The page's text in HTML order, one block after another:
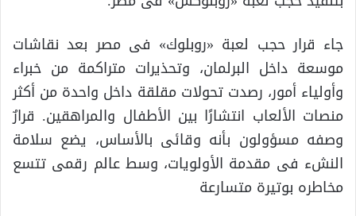
جاء قرار حجب لعبة «روبلوك» فى مصر بعد نقاشات
موسعة داخل البرلمان، وتحذيرات متراكمة من خبراء
وأولياء أمور، رصدت تحولات مقلقة داخل واحدة من أكثر
منصات الألعاب انتشارًا بين الأطفال والمراهقين. قرارٌ
وصفه مسؤولون بأنه وقائى بالأساس، يضع سلامة
النشء فى مقدمة الأولويات، وسط عالم رقمى تتسع
مخاطره بوتيرة متسارعة